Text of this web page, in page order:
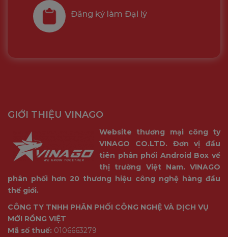
Đăng ký làm Đại lý
GIỚI THIỆU VINAGO
Website thương mại công ty
VINAGO CO.LTD. Đơn vị đầu
tiên phân phối Android Box về
thị trường Việt Nam. VINAGO
phân phối hơn 20 thương hiệu công nghệ hàng đầu
thế giới.
CÔNG TY TNHH PHÂN PHỐI CÔNG NGHỆ VÀ DỊCH VỤ
MỚI RỒNG VIỆT
Mã số thuế: 0106663279